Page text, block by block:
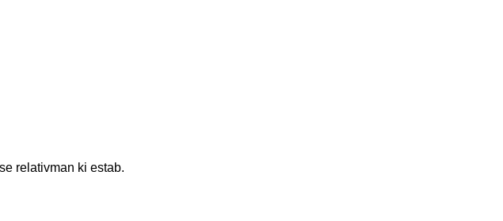
relativman ki estab.